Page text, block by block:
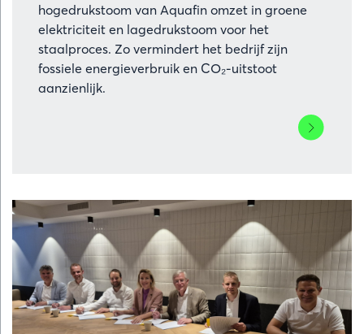
hogedrukstoom van Aquafin omzet in groene
elektriciteit en lagedrukstoom voor het
staalproces. Zo vermindert het bedrijf zijn
fossiele energieverbruik en CO₂-uitstoot
aanzienlijk.
Lees
meer
Belgium
voor
groene
energie